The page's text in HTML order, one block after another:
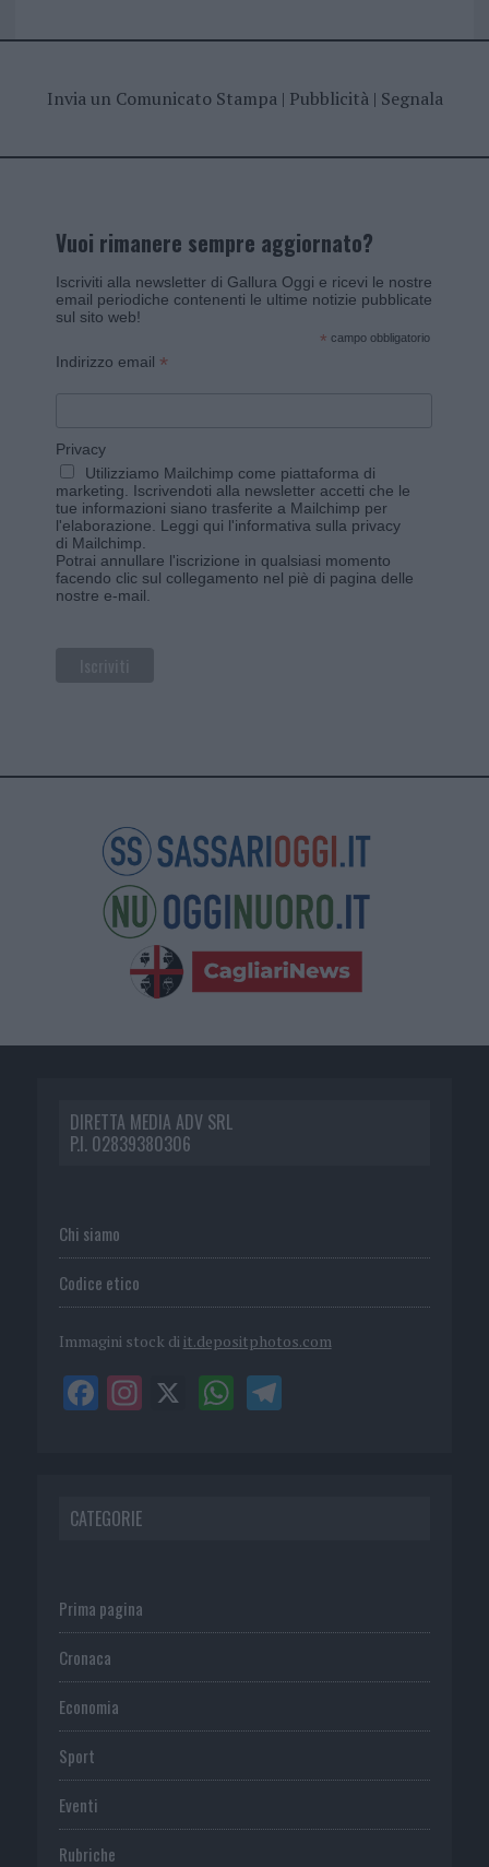
Invia un Comunicato Stampa| Pubblicità| Segnala
Vuoi rimanere sempre aggiornato?
Iscriviti alla newsletter di Gallura Oggi e ricevi le nostre
email periodiche contenenti le ultime notizie pubblicate
sul sito web!
* campo obbligatorio
Indirizzo email *
Privacy
Utilizziamo Mailchimp come piattaforma di
marketing. Iscrivendoti alla newsletter accetti che le
tue informazioni siano trasferite a Mailchimp per
l'elaborazione. Leggi qui l'informativa sulla privacy
di Mailchimp
Potrai annullare l'iscrizione in qualsiasi momento
facendo clic sul collegamento nel piè di pagina delle
nostre e-mail.
DIRETTA MEDIA ADV SRL
P.I. 02839380306
Chi siamo
Codice etico
Immagini stock di it.depositphotos.com
CATEGORIE
Prima pagina
Cronaca
Economia
Sport
Eventi
Rubriche